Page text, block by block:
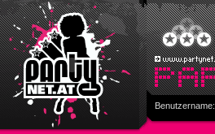
Benutzername: